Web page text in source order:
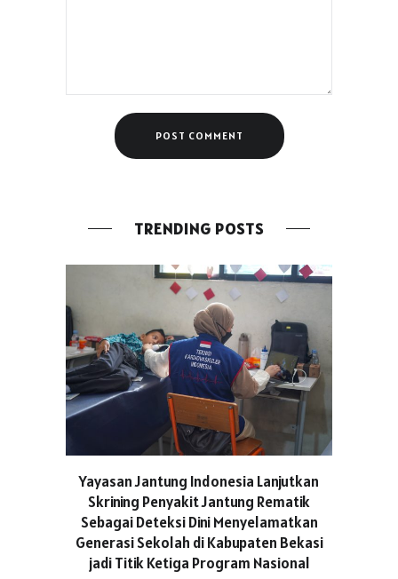
TRENDING POSTS
Yayasan Jantung Indonesia Lanjutkan
Skrining Penyakit Jantung Rematik
Sebagai Deteksi Dini Menyelamatkan
Generasi Sekolah di Kabupaten Bekasi
jadi Titik Ketiga Program Nasional